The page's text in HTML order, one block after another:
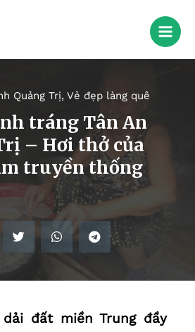
Quảng Trị, Vẻ đẹp làng quê
tráng Tân An
– Hơi thở của
truyền thống
dải đất miền Trung đầy